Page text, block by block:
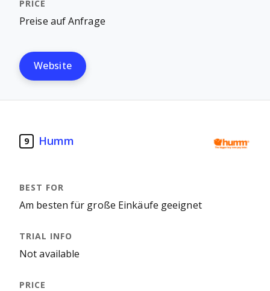
Preise auf Anfrage
Website
9 Humm
Am besten für große Einkäufe geeignet
Not available